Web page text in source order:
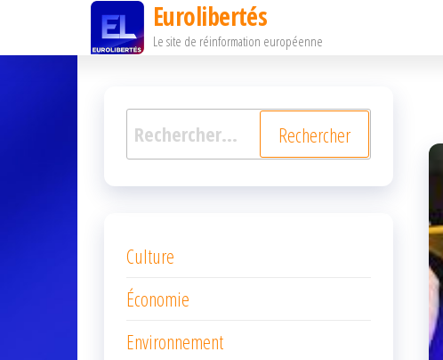
ce
Eurolibertés
Le site de réinformation européenne
Rechercher :
Culture
Économie
Environnement